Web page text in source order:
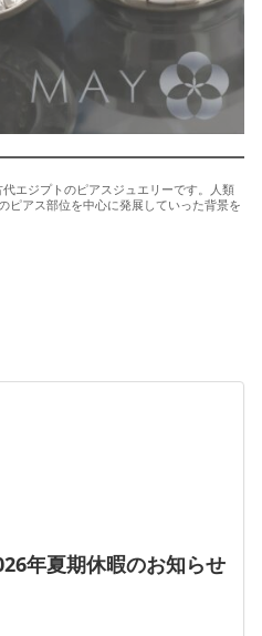
エジプトのピアスジュエリーです。人類
ピアス部位を中心に発展していった背景を
年夏期休暇のお知らせ